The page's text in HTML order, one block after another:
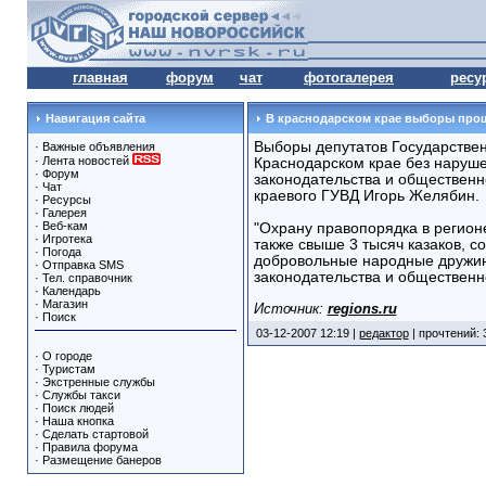
главная форум чат фотогалерея
Навигация сайта
· Важные объявления
· Лента новостей
· Форум
· Чат
· Ресурсы
· Галерея
· Веб-кам
· Игротека
· Погода
· Отправка SMS
· Тел. справочник
· Календарь
· Магазин
· Поиск
· О городе
· Туристам
· Экстренные службы
· Службы такси
· Поиск людей
· Наша кнопка
· Сделать стартовой
· Правила форума
· Размещение банеров
В краснодарском крае выборы
Выборы депутатов
Краснодарском крае без
законодательства и
краевого ГУВД Игорь Желябин.
"Охрану правопорядка в
также свыше 3 тысяч казаков,
добровольные народные
законодательства и
Источник: regions.ru
03-12-2007 12:19 | редактор| прочтений: